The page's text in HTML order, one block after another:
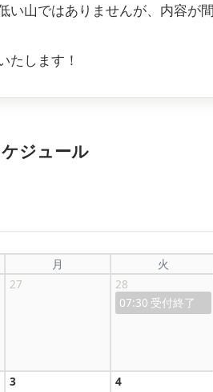
い山ではありませんが、内容が
たします！
ジュール
月 火
27
28
07:30
3 4